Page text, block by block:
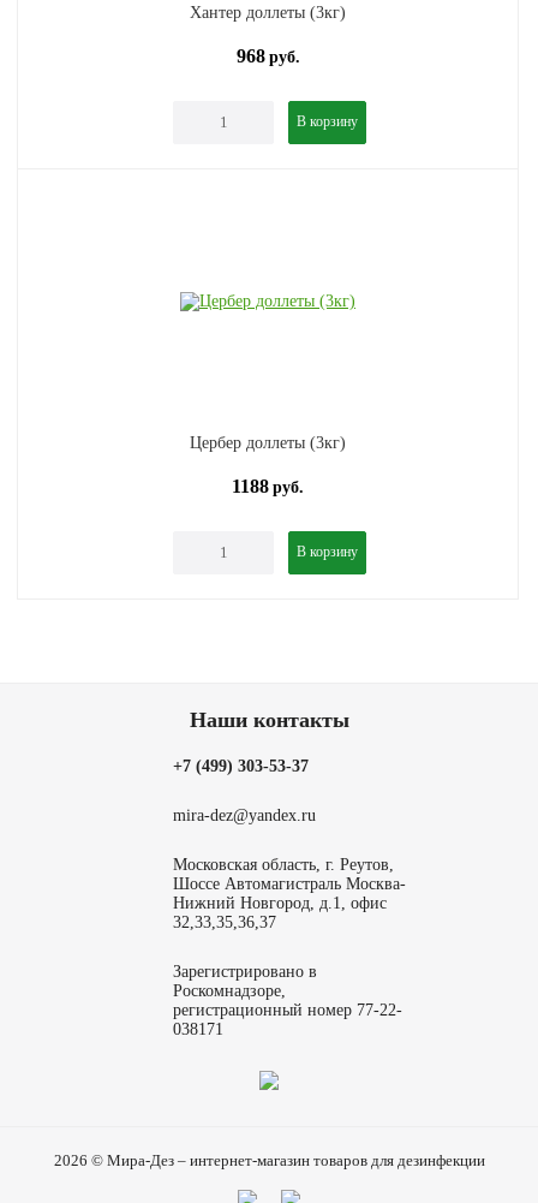
Хантер доллеты (3кг)
968 руб.
В корзину
Цербер доллеты (3кг)
1188 руб.
В корзину
Наши контакты
+7 (499) 303-53-37
mira-dez@yandex.ru
Московская область, г. Реутов,
Шоссе Автомагистраль Москва-
Нижний Новгород, д.1, офис
32,33,35,36,37
Зарегистрировано в
Роскомнадзоре,
регистрационный номер 77-22-
038171
2026 © Мира-Дез – интернет-магазин товаров для дезинфекции